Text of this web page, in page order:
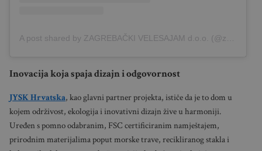
A post shared by ZAGREBAČKI VELESAJAM d.o.o. (@zagrebacki_velesajam)
Inovacija koja spaja dizajn i odgovornost
JYSK Hrvatska, kao glavni partner projekta, ističe da je to dom u
kojem održivost, ekologija i inovativni dizajn žive u harmoniji.
Uređen s pomno odabranim, FSC certificiranim namještajem,
prirodnim materijalima poput morske trave, recikliranog stakla i